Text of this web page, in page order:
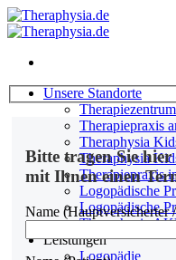
Zum
Inhalt
Unsere Standorte
Therapiepraxis
Theraphysia
Theraphysia
Therapiepraxis
Logopädische
Logopädische
Theraphysia
Leistungen
Logopädie
Bitte tragen Sie
mit Ihnen einen
Name (Hauptversicherter